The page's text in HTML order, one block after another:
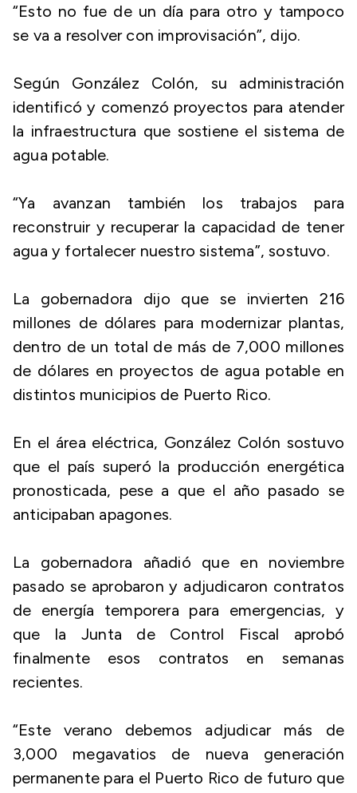
“Esto no fue de un día para otro y tampoco
se va a resolver con improvisación”, dijo.
Según González Colón, su administración
identificó y comenzó proyectos para atender
la infraestructura que sostiene el sistema de
agua potable.
“Ya avanzan también los trabajos para
reconstruir y recuperar la capacidad de tener
agua y fortalecer nuestro sistema”, sostuvo.
La gobernadora dijo que se invierten 216
millones de dólares para modernizar plantas,
dentro de un total de más de 7,000 millones
de dólares en proyectos de agua potable en
distintos municipios de Puerto Rico.
En el área eléctrica, González Colón sostuvo
que el país superó la producción energética
pronosticada, pese a que el año pasado se
anticipaban apagones.
La gobernadora añadió que en noviembre
pasado se aprobaron y adjudicaron contratos
de energía temporera para emergencias, y
que la Junta de Control Fiscal aprobó
finalmente esos contratos en semanas
recientes.
“Este verano debemos adjudicar más de
3,000 megavatios de nueva generación
permanente para el Puerto Rico de futuro que